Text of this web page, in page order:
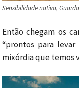
Sensibilidade nativa,
Então chegam os
“prontos para
mixórdia que temos